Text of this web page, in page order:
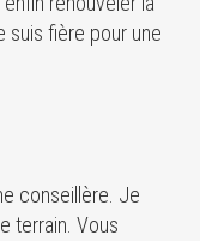
suis fière pour une
conseillère. Je
terrain. Vous